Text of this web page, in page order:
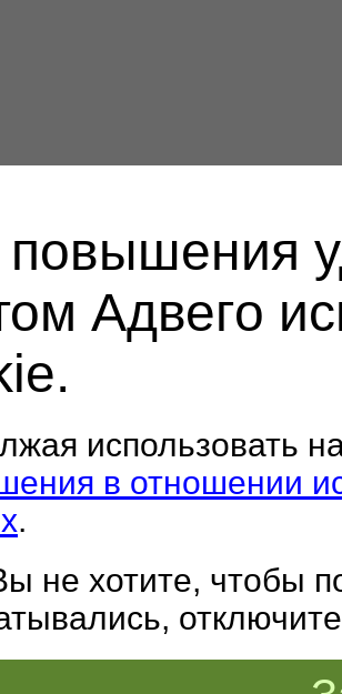
Адвего
использовать
в отношении
.
не хотите, чтобы